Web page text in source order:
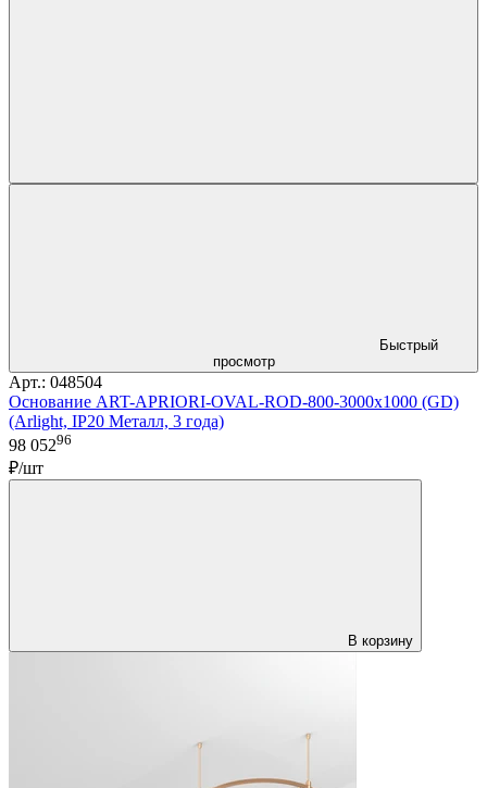
Быстрый
просмотр
Арт.: 048504
Основание ART-APRIORI-OVAL-ROD-800-3000x1000 (GD)
(Arlight, IP20 Металл, 3 года)
98 05296
₽/шт
В корзину